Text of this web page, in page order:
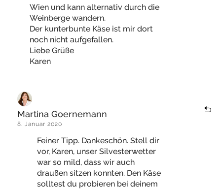
Wien und kann alternativ durch die
Weinberge wandern.
Der kunterbunte Käse ist mir dort
noch nicht aufgefallen.
Liebe Grüße
Karen
Martina Goernemann
8. Januar 2020
Feiner Tipp. Dankeschön. Stell dir
vor, Karen, unser Silvesterwetter
war so mild, dass wir auch
draußen sitzen konnten. Den Käse
solltest du probieren bei deinem